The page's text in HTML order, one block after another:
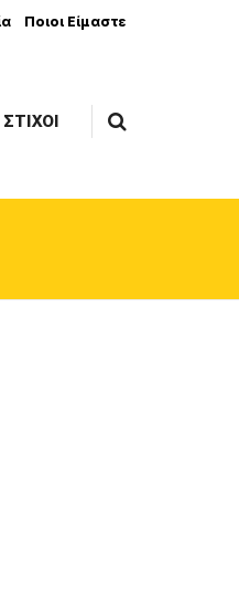
Ποιοι Είμαστε
ΣΤΙΧΟΙ